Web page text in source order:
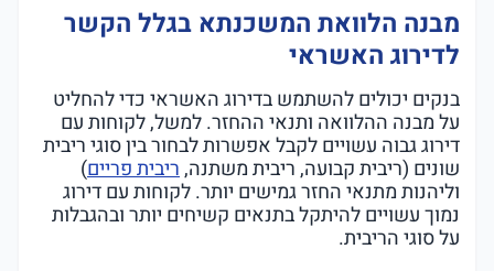
מבנה הלוואת המשכנתא בגלל הקשר
לדירוג האשראי
בנקים יכולים להשתמש בדירוג האשראי כדי להחליט
על מבנה ההלוואה ותנאי ההחזר. למשל, לקוחות עם
דירוג גבוה עשויים לקבל אפשרות לבחור בין סוגי ריבית
שונים (ריבית קבועה, ריבית משתנה,ריבית פריים)
וליהנות מתנאי החזר גמישים יותר. לקוחות עם דירוג
נמוך עשויים להיתקל בתנאים קשיחים יותר ובהגבלות
על סוגי הריבית.